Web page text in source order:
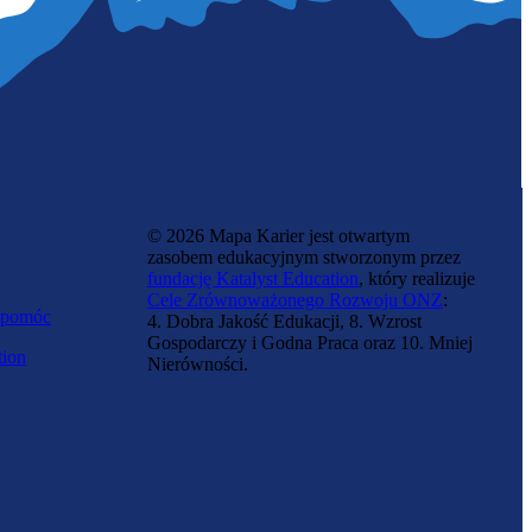
© 2026 Mapa Karier jest otwartym
zasobem edukacyjnym stworzonym przez
fundację Katalyst Education, który realizuje
Cele Zrównoważonego Rozwoju ONZ:
4. Dobra Jakość Edukacji, 8. Wzrost
Gospodarczy i Godna Praca oraz 10. Mniej
Nierówności.